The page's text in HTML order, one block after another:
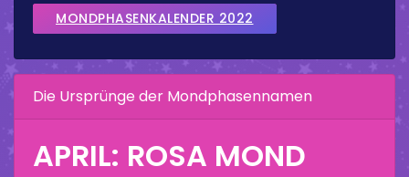
MONDPHASENKALENDER 2022
Die Ursprünge der Mondphasennamen
APRIL: ROSA MOND